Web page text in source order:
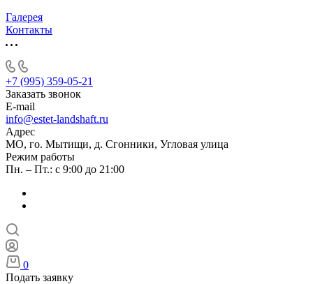
Галерея
Контакты
+7 (995) 359-05-21
Заказать звонок
E-mail
info@estet-landshaft.ru
Адрес
МО, го. Мытищи, д. Сгонники, Угловая улица
Режим работы
Пн. – Пт.: с 9:00 до 21:00
0
Подать заявку